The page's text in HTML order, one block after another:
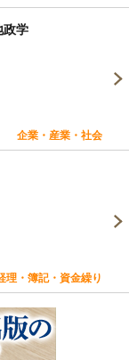
政学
企業・産業・社会
理・簿記・資金繰り